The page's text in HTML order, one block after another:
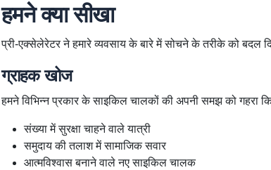
हमने क्या सीखा
प्री-एक्सेलेरेटर ने हमारे व्यवसाय के बारे में सोचने के तरीके को बदल
ग्राहक खोज
हमने विभिन्न प्रकार के साइकिल चालकों की अपनी समझ को गहरा
संख्या में सुरक्षा चाहने वाले यात्री
समुदाय की तलाश में सामाजिक सवार
आत्मविश्वास बनाने वाले नए साइकिल चालक